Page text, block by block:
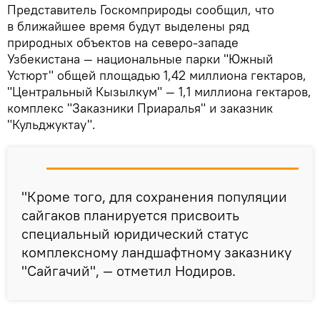
Представитель Госкомприроды сообщил, что
в ближайшее время будут выделены ряд
природных объектов на северо-западе
Узбекистана — национальные парки "Южный
Устюрт" общей площадью 1,42 миллиона гектаров,
"Центральный Кызылкум" — 1,1 миллиона гектаров,
комплекс "Заказники Приаралья" и заказник
"Кульджуктау".
"Кроме того, для сохранения популяции
сайгаков планируется присвоить
специальный юридический статус
комплексному ландшафтному заказнику
"Сайгачий", — отметил Нодиров.